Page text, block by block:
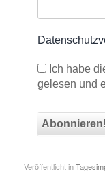
Ich habe
gelesen und
Veröffentlicht in